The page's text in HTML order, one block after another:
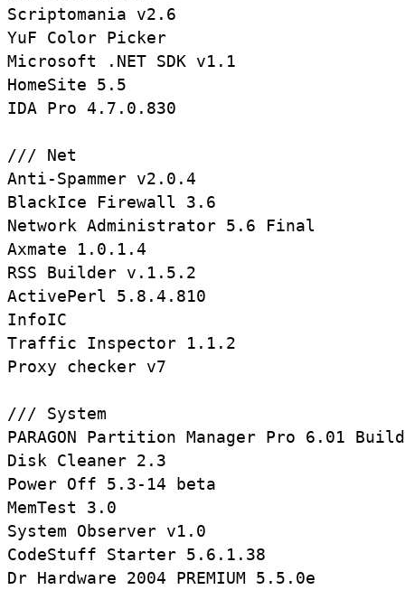
Scriptomania v2.6
YuF Color Picker
Microsoft .NET SDK v1.1
HomeSite 5.5
IDA Pro 4.7.0.830
/// Net
Anti-Spammer v2.0.4
BlackIce Firewall 3.6
Network Administrator 5.6 Final
Axmate 1.0.1.4
RSS Builder v.1.5.2
ActivePerl 5.8.4.810
InfoIC
Traffic Inspector 1.1.2
Proxy checker v7
/// System
PARAGON Partition Manager Pro 6.01
Disk Cleaner 2.3
Power Off 5.3-14 beta
MemTest 3.0
System Observer v1.0
CodeStuff Starter 5.6.1.38
Dr Hardware 2004 PREMIUM 5.5.0e